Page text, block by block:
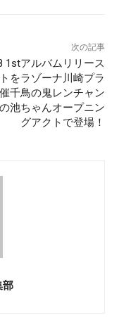
次の記事
1stアルバムリリース
をラゾーナ川崎プラ
千鳥の鬼レンチャン
池ちゃんオープニン
グアクトで登場！
部